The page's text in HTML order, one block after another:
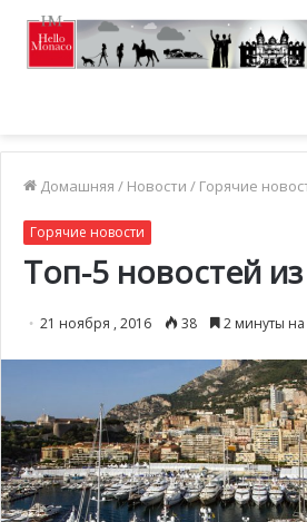
Домашняя / Новости / Горячие
Горячие новости
Топ-5 новостей
21 ноября , 2016 38 2 минуты